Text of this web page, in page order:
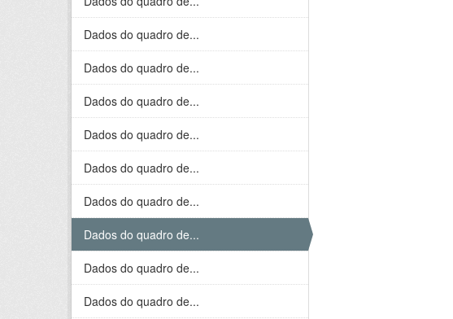
Dados do quadro de...
Dados do quadro de...
Dados do quadro de...
Dados do quadro de...
Dados do quadro de...
Dados do quadro de...
Dados do quadro de...
Dados do quadro de...
Dados do quadro de...